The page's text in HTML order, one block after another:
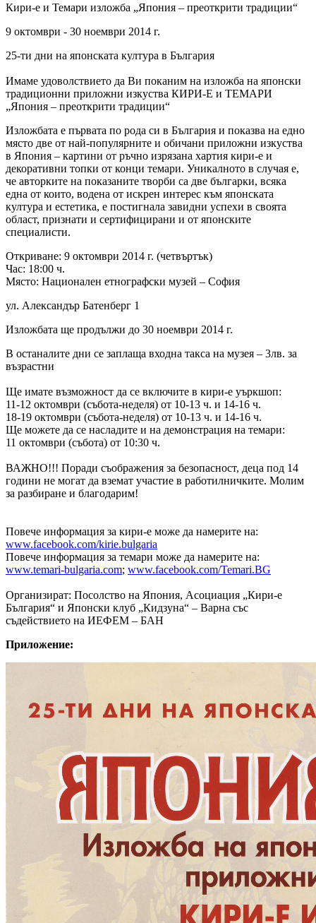
Кири-е и Темари изложба „Япония – преоткрити традиции“
9 октомври - 30 ноември 2014 г.
25-ти дни на японската култура в България
Имаме удоволствието да Ви поканим на изложба на японски
традиционни приложни изкуства КИРИ-Е и ТЕМАРИ
„Япония – преоткрити традиции“
Изложбата е първата по рода си в България и показва на едно
място две от най-популярните и обичани приложни изкуства
в Япония – картини от ръчно изрязана хартия кири-е и
декоративни топки от конци темари. Уникалното в случая е,
че авторките на показаните творби са две българки, всяка
една от които, водена от искрен интерес към японската
култура и естетика, е постигнала завидни успехи в своята
област, признати и сертифицирани и от японските
специалисти.
Откриване: 9 октомври 2014 г. (четвъртък)
Час: 18:00 ч.
Място: Национален етнографски музей – София
ул. Александър Батенберг 1
Изложбата ще продължи до 30 ноември 2014 г.
В останалите дни се заплаща входна такса на музея – 3лв. за
възрастни
Ще имате възможност да се включите в кири-е уъркшоп:
11-12 октомври (събота-неделя) от 10-13 ч. и 14-16 ч.
18-19 октомври (събота-неделя) от 10-13 ч. и 14-16 ч.
Ще можете да се насладите и на демонстрация на темари:
11 октомври (събота) от 10:30 ч.
ВАЖНО!!! Поради съображения за безопасност, деца под 14
години не могат да вземат участие в работилничките. Молим
за разбиране и благодарим!
Повече информация за кири-е може да намерите на:
www.facebook.com/kirie.bulgaria
Повече информация за темари може да намерите на:
www.temari-bulgaria.com; www.facebook.com/Temari.BG
Организират: Посолство на Япония, Асоциация „Кири-е
България“ и Японски клуб „Кидзуна“ – Варна със
съдействието на ИЕФЕМ – БАН
Приложение: